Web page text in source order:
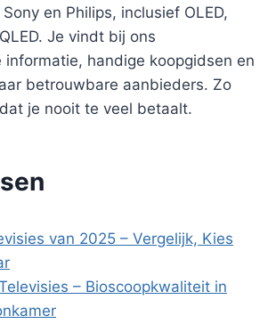
en Philips, inclusief OLED,
Je vindt bij ons
informatie, handige koopgidsen en
betrouwbare aanbieders. Zo
je nooit te veel betaalt.
van 2025 – Vergelijk, Kies
– Bioscoopkwaliteit in